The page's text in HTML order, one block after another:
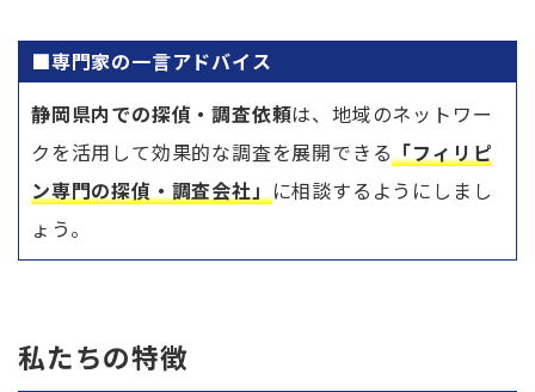
■専門家の一言アドバイス
静岡県内での探偵・調査依頼は、地域のネットワー
クを活用して効果的な調査を展開できる「フィリピ
ン専門の探偵・調査会社」に相談するようにしまし
ょう。
私たちの特徴